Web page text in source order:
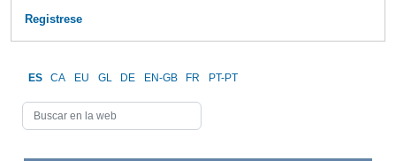
Registrese
ES CA EU GL DE EN-GB FR PT-PT